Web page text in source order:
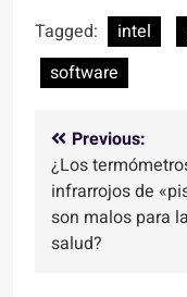
Tagged:
intel
software
Navegación
de
entradas
Previous:
¿Los
infrarrojos de
son malos para la
salud?